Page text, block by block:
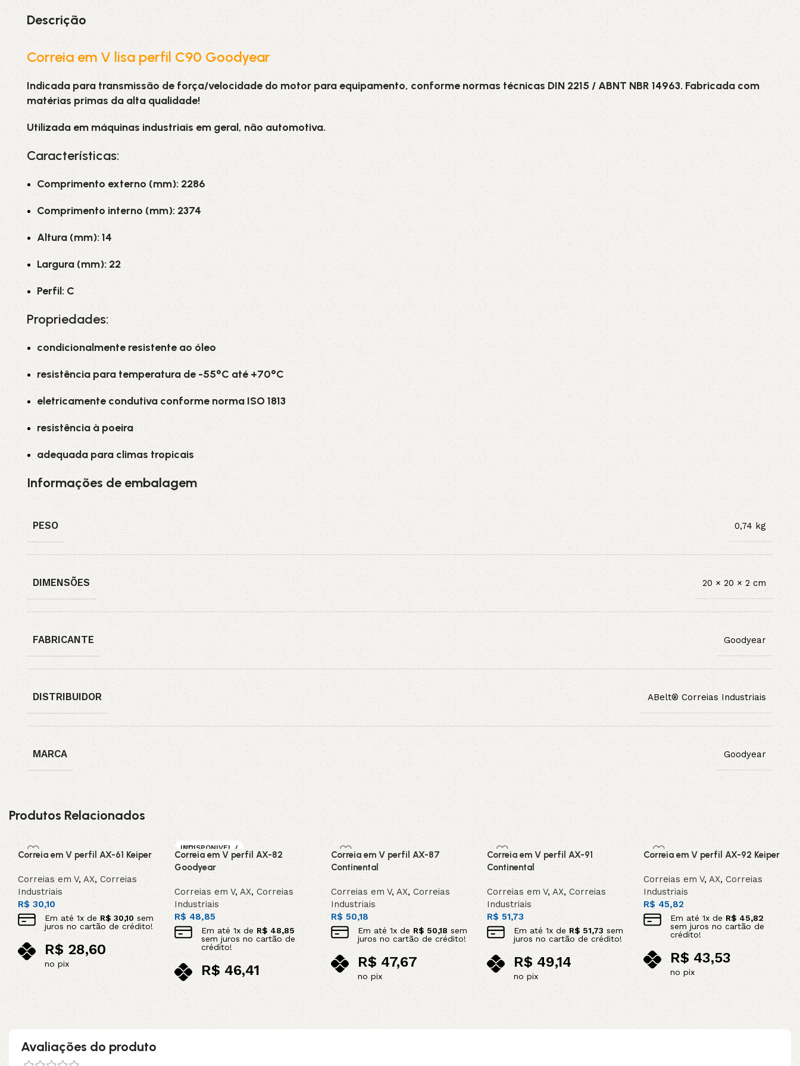
Descrição
Correia em V lisa perfil C90 Goodyear
Indicada para transmissão de força/velocidade do motor para equipamento, conforme normas técnicas DIN 2215 / ABNT NBR 14963. Fabricada com
matérias primas da alta qualidade!
Utilizada em máquinas industriais em geral, não automotiva.
Características:
Comprimento externo (mm): 2286
Comprimento interno (mm): 2374
Altura (mm): 14
Largura (mm): 22
Perfil: C
Propriedades:
condicionalmente resistente ao óleo
resistência para temperatura de -55°C até +70°C
eletricamente condutiva conforme norma ISO 1813
resistência à poeira
adequada para climas tropicais
Informações de embalagem
PESO 0,74 kg
DIMENSÕES 20 × 20 × 2 cm
FABRICANTE Goodyear
DISTRIBUIDOR ABelt® Correias Industriais
MARCA Goodyear
Produtos Relacionados
Correia em V perfil AX-61 Keiper
Correias em V,AX,Correias
Industriais
R$30,10
Em até 1x deR$30,10sem
juros no cartão de crédito!
R$ 28,60
no pix
Adicionar ao carrinho
INDISPONIVEL /
SOB ENCOMEN
DA
Correia em V perfil AX-82
Goodyear
Correias em V, AX, Correias
Industriais
R$ 48,85
Em até 1x de R$ 48,85
sem juros no cartão de
crédito!
R$46,41
no pix
Leia mais
Correia em V perfil AX-87
Continental
Correias em V, AX, Correias
Industriais
R$ 50,18
Em até 1x de R$50,18 sem
juros no cartão de crédito!
R$47,67
no pix
Adicionar ao carrinho
Correia em V perfil AX-91
Continental
Correias em V,AX,Correias
Industriais
R$51,73
Em até1x deR$ 51,73sem
juros no cartão de crédito!
R$ 49,14
no pix
Adicionar ao carrinho
Correia em V perfil AX-92 Keiper
Correias em V,AX,Correias
Industriais
R$ 45,82
Em até1x de R$45,82
sem juros no cartão de
crédito!
R$43,53
no pix
Adicionar ao carrinho
Avaliações do produto